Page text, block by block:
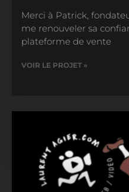
Merci à Patrick,
me renouveler sa
plateforme de vente
VOIR LE PROJET »